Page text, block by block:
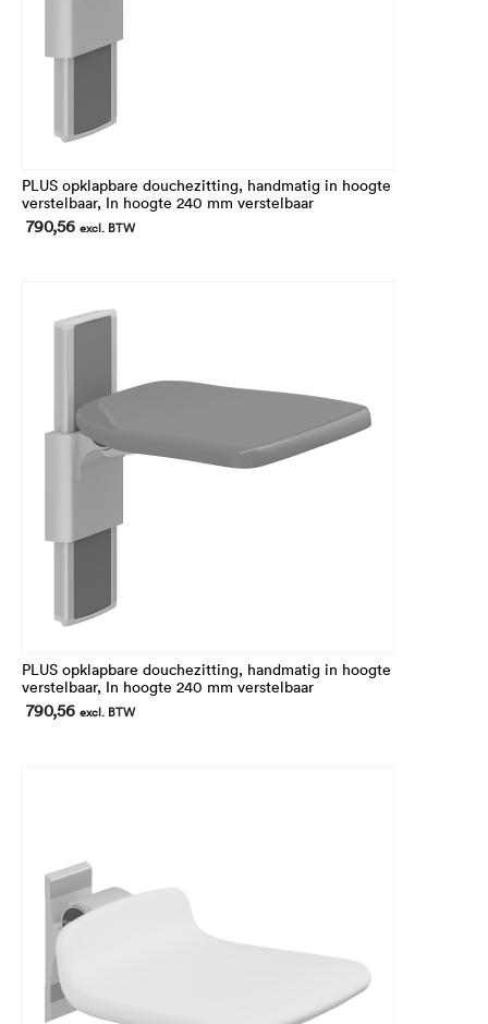
PLUS opklapbare douchezitting, handmatig in hoogte
verstelbaar, In hoogte 240 mm verstelbaar
790,56 excl. BTW
PLUS opklapbare douchezitting, handmatig in hoogte
verstelbaar, In hoogte 240 mm verstelbaar
790,56 excl. BTW